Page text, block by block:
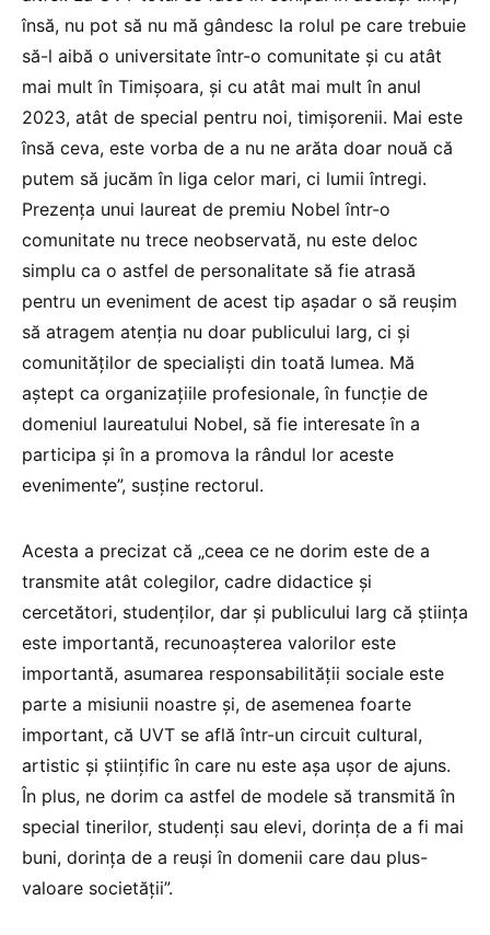
însă, nu pot să nu mă gândesc la rolul pe care trebuie
să-l aibă o universitate într-o comunitate și cu atât
mai mult în Timișoara, și cu atât mai mult în anul
2023, atât de special pentru noi, timișorenii. Mai este
însă ceva, este vorba de a nu ne arăta doar nouă că
putem să jucăm în liga celor mari, ci lumii întregi.
Prezența unui laureat de premiu Nobel într-o
comunitate nu trece neobservată, nu este deloc
simplu ca o astfel de personalitate să fie atrasă
pentru un eveniment de acest tip așadar o să reușim
să atragem atenția nu doar publicului larg, ci și
comunităților de specialiști din toată lumea. Mă
aștept ca organizațiile profesionale, în funcție de
domeniul laureatului Nobel, să fie interesate în a
participa și în a promova la rândul lor aceste
evenimente”, susține rectorul.
Acesta a precizat că „ceea ce ne dorim este de a
transmite atât colegilor, cadre didactice și
cercetători, studenților, dar și publicului larg că știința
este importantă, recunoașterea valorilor este
importantă, asumarea responsabilității sociale este
parte a misiunii noastre și, de asemenea foarte
important, că UVT se află într-un circuit cultural,
artistic și științific în care nu este așa ușor de ajuns.
În plus, ne dorim ca astfel de modele să transmită în
special tinerilor, studenți sau elevi, dorința de a fi mai
buni, dorința de a reuși în domenii care dau plus-
valoare societății”.